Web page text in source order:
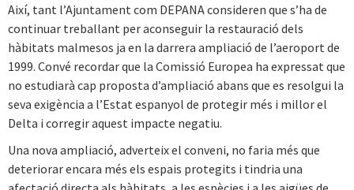
Així, tant l’Ajuntament com DEPANA consideren que s’ha de
continuar treballant per aconseguir la restauració dels
hàbitats malmesos ja en la darrera ampliació de l’aeroport de
1999. Convé recordar que la Comissió Europea ha expressat que
no estudiarà cap proposta d’ampliació abans que es resolgui la
seva exigència a l’Estat espanyol de protegir més i millor el
Delta i corregir aquest impacte negatiu.
Una nova ampliació, adverteix el conveni, no faria més que
deteriorar encara més els espais protegits i tindria una